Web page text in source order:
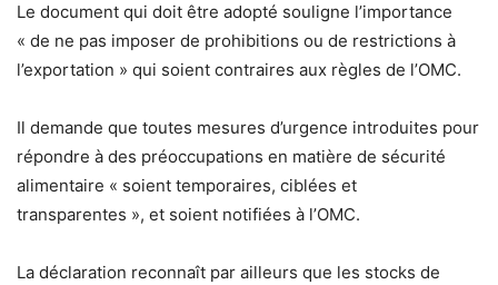
Le document qui doit être adopté souligne l’importance
« de ne pas imposer de prohibitions ou de restrictions à
l’exportation » qui soient contraires aux règles de l’OMC.
Il demande que toutes mesures d’urgence introduites pour
répondre à des préoccupations en matière de sécurité
alimentaire « soient temporaires, ciblées et
transparentes », et soient notifiées à l’OMC.
La déclaration reconnaît par ailleurs que les stocks de